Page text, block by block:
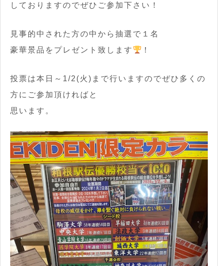
しておりますのでぜひご参加下さい！
見事的中された方の中から抽選で１名
豪華景品をプレゼント致します
！
投票は本日～1/2(火)まで行いますのでぜひ多くの
方にご参加頂ければと
思います。